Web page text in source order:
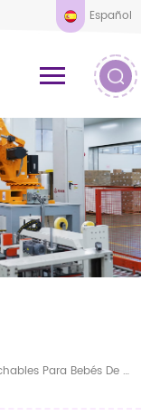
Español
Pañales Desechables Para Bebés De Alta Absorción, De Buena Calidad Y Económicos Para Todos Los Tamaños.